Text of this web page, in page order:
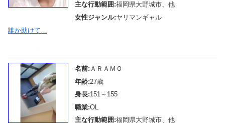
主な行動範囲:福岡県大野城市、他
女性ジャンル:ヤリマンギャル
誰か助けて…
名前: ＡＲＡＭＯ
年齢:27歳
身長:151～155
職業:OL
主な行動範囲:福岡県大野城市、他